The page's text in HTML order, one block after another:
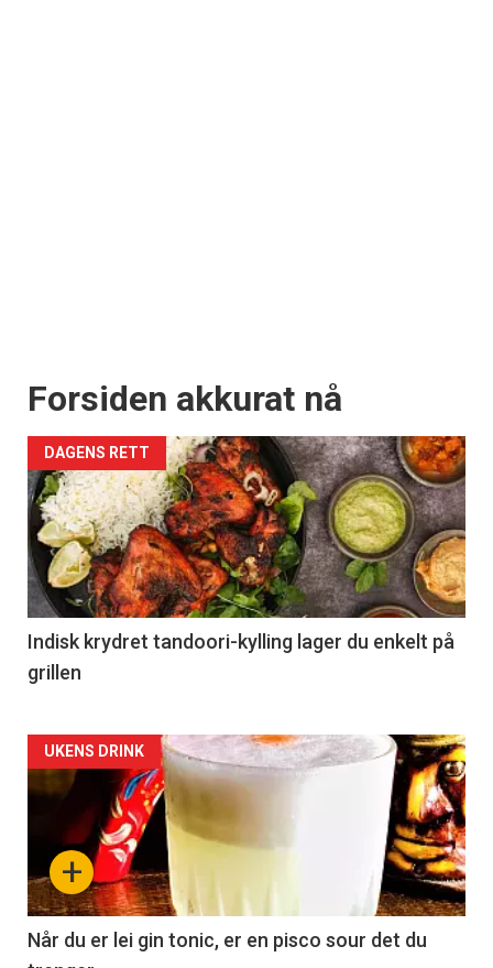
Forsiden akkurat nå
DAGENS RETT
Indisk krydret tandoori-kylling lager du enkelt på
grillen
Forsiden
akkurat
nå
-
2
+
UKENS DRINK
Når du er lei gin tonic, er en pisco sour det du